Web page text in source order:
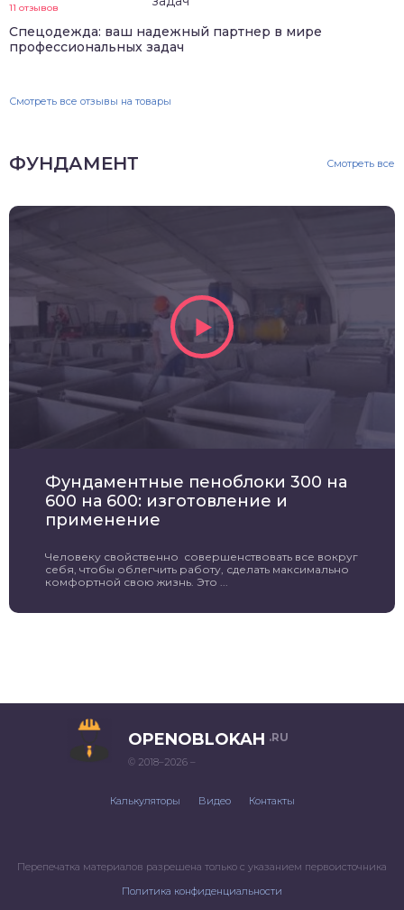
11 отзывов
Спецодежда: ваш надежный партнер в мире
профессиональных задач
Смотреть все отзывы на товары
ФУНДАМЕНТ Смотреть все
Фундаментные пеноблоки 300 на
600 на 600: изготовление и
применение
Человеку свойственно совершенствовать все вокруг
себя, чтобы облегчить работу, сделать максимально
комфортной свою жизнь. Это ...
OPENOBLOKAH .RU
© 2018–2026 –
Калькуляторы Видео Контакты
Перепечатка материалов разрешена только с указанием первоисточника
Политика конфиденциальности